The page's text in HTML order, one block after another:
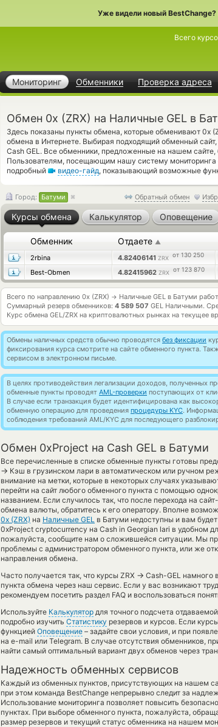
Уже видели новый
Мониторинг Обменники Проверка адреса
Всего
Обмен 0x (ZRX) на Наличные GEL в
Здесь показаны пункты обмена, которые обменивают 0x
обмена в Интернете. Выбирая подходящий обменный
Cash GEL. Все обменники, предложенные на нашем
Пользователям, посещающим нашу систему мониторинга
подробный
видео-гайд, показывающий возможные
Обратный обмен
Город: Батуми
Курсы обмена Калькулятор Оповещение
Обменник Отдаете ▲
2rbina 4.82406141 ZRX от 130 250
Best-Obmen
4.82415962 ZRX от 123 870
Всего по направлению 0x (ZRX) → Наличные GEL в Батуми
Суммарный резерв обменников: 4 589 507 GEL Наличными.
Курс обмена GEL/ZRX на криптовалютных рынках на текущее
Обмены наличных средств обычно проводятся без фиксации
фиксирования курса смотрите на сайте обменного пункта.
сервисом в электронном письме.
В целях противодействия легализации доходов, полученных
обменные пункты проводят AML-проверки поступающих от
В случае если транзакция будет идентифицирована как
обменную операцию для проведения процедуры KYC.
соблюдения требований AML/KYC для последующего
Обмен 0xProject на Cash GEL в Батуми
Все перечисленные в списке обменные пункты готовы
→ Кэш в грузинском лари в автоматическом или ручном
внимание на метки, которые в некоторых случаях
перейти на сайт любого обменного пункта с помощью
названием. Если случилось так, что после перехода на
обмена валюты, обратитесь к его оператору. Вполне
0x (ZRX) на Наличные GEL в Батуми недоступны и вам
0xProject cryptocurrency на Cash in Georgian lari в удобном
пожалуйста, сообщите нам о сложившейся ситуации. Мы
проблемы с администратором обменного пункта, или же
направления обмена.
Часто получается так, что курсы ZRX → Cash-GEL намного
пункта обмена через наш сервис. Если у вас возникают
рекомендуем посетить раздел FAQ и воспользоваться
Используйте Калькулятор для точного подсчета
подробно изучить Статистику резервов и курсов. Если
функцией Оповещение – задайте свои условия, и при
на e-mail или Telegram. В случае отсутствия обменников,
найти самый оптимальный вариант двух обменов через
Надежность обменных сервисов
Каждый из обменных пунктов, присутствующих на нашем
при этом команда BestChange непрерывно следит за
Использование мониторинга позволяет повысить
пунктах. При выборе обменного пункта, пожалуйста,
размер резервов и текущий статус обменника на нашем